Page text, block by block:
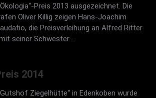
Baum 2003
Beate Weber, Heidelberg, am
im Rathaus in Heidelberg
Kurt Egger, Heidelberg, am 19.1.2002 im
der Feier zum 10-jährigen Bestehen der
Preis 2013 ausgezeichnet. Die
Oliver Killig zeigen Hans-Joachim
die Preisverleihung an Alfred Ritter
seiner Schwester…
2014
Ziegelhütte“ in Edenkoben wurde